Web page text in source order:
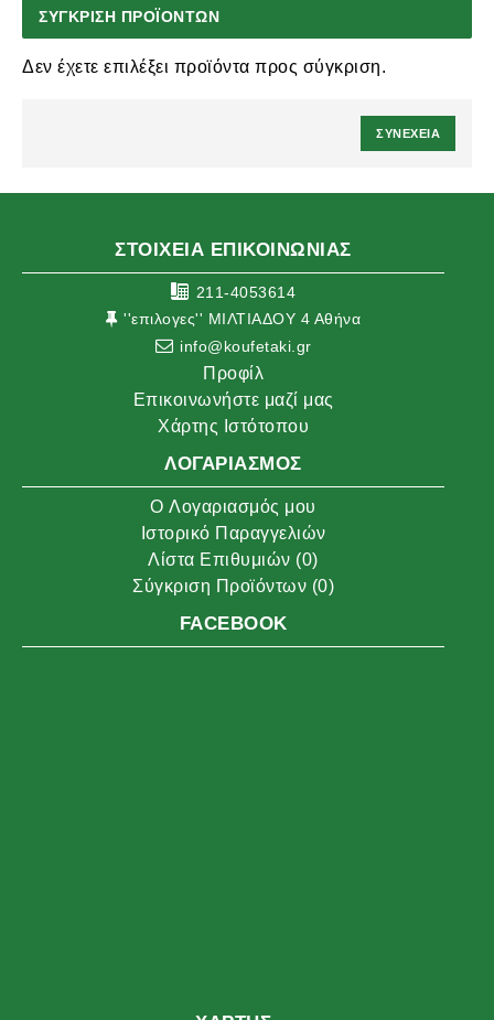
ΣΎΓΚΡΙΣΗ ΠΡΟΪΌΝΤΩΝ
Δεν έχετε επιλέξει προϊόντα προς σύγκριση.
ΣΥΝΈΧΕΙΑ
ΣΤΟΙΧΕΙΑ ΕΠΙΚΟΙΝΩΝΙΑΣ
211-4053614
''επιλογες'' ΜΙΛΤΙΑΔΟΥ 4 Αθήνα
info@koufetaki.gr
Προφίλ
Επικοινωνήστε μαζί μας
Χάρτης Ιστότοπου
ΛΟΓΑΡΙΑΣΜΌΣ
O Λογαριασμός μου
Ιστορικό Παραγγελιών
Λίστα Επιθυμιών (0)
Σύγκριση Προϊόντων (0)
FACEBOOK